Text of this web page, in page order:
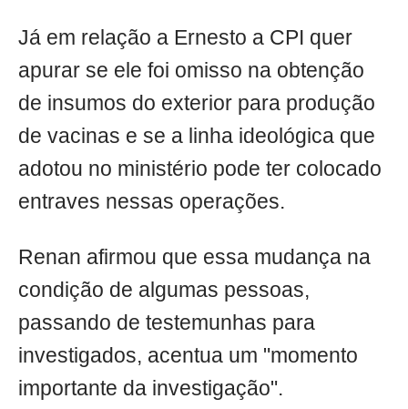
Já em relação a Ernesto a CPI quer
apurar se ele foi omisso na obtenção
de insumos do exterior para produção
de vacinas e se a linha ideológica que
adotou no ministério pode ter colocado
entraves nessas operações.
Renan afirmou que essa mudança na
condição de algumas pessoas,
passando de testemunhas para
investigados, acentua um "momento
importante da investigação".